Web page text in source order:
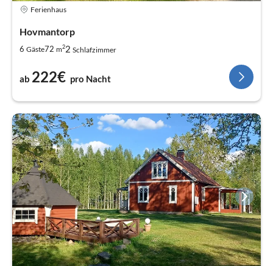
Ferienhaus
Hovmantorp
6 Gäste72 m22 Schlafzimmer
ab 222€ pro Nacht